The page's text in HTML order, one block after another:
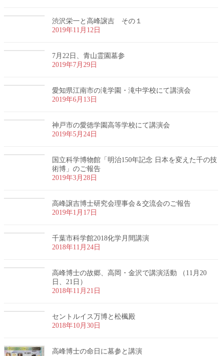
渋沢栄一と高峰譲吉 その１
2019年11月12日
7月22日、青山霊園墓参
2019年7月29日
愛知県江南市の滝学園・滝中学校にて講演会
2019年6月13日
神戸市の愛徳学園高等学校にて講演会
2019年5月24日
国立科学博物館「明治150年記念 日本を変えた千の技
術博」のご報告
2019年3月28日
高峰譲吉博士研究会理事会＆交流会のご報告
2019年1月17日
千葉市科学館2018化学月間講演
2018年11月24日
高峰博士の故郷、高岡・金沢で講演活動 （11月20
日、21日）
2018年11月21日
セントルイス万博と松楓殿
2018年10月30日
高峰博士の命日に墓参と講演